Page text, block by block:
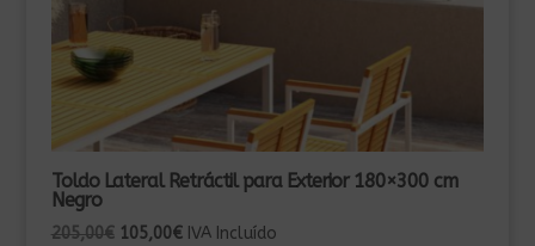
Toldo Lateral Retráctil para Exterior 180×300 cm
Negro
205,00€ El
105,00€ElIVA Incluído